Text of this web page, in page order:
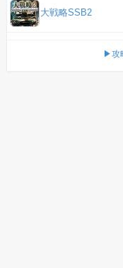
大戦略SSB2
▶攻